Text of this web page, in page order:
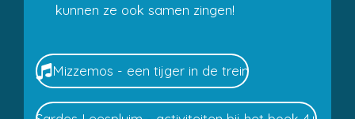
kunnen ze ook samen zingen!
Mizzemos - een tijger in de trein